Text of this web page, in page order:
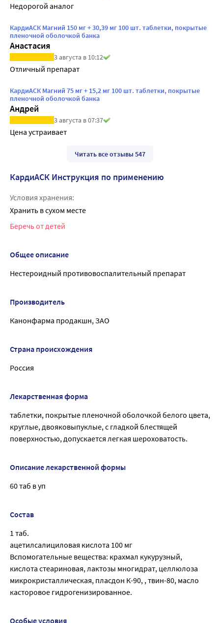
Недорогой аналог
КардиАСК Магний 150 мг + 30,39 мг 100 шт. таблетки, покрытые
пленочной оболочкой банка
Анастасия
3 августа в 10:12
Отличный препарат
КардиАСК Магний 75 мг + 15,2 мг 100 шт. таблетки, покрытые
пленочной оболочкой банка
Андрей
3 августа в 07:37
Цена устраивает
Читать все отзывы 547
КардиАСК Инструкция по применению
Условия хранения:
Хранить в сухом месте
Беречь от детей
Общее описание
Нестероидный противовоспалительный препарат
Производитель
Канонфарма продакшн, ЗАО
Страна происхождения
Россия
Лекарственная форма
таблетки, покрытые пленочной оболочкой белого цвета,
круглые, двояковыпуклые, с гладкой блестящей
поверхностью, допускается легкая шероховатость.
Описание лекарственной формы
60 таб в уп
Состав
1 таб.
ацетилсалициловая кислота 100 мг
Вспомогательные вещества: крахмал кукурузный,
кислота стеариновая, лактозы многидрат, целлюлоза
микрокристаллическая, пласдон К-90, , твин-80, масло
касторовое гидрогенизированное.
Особые условия